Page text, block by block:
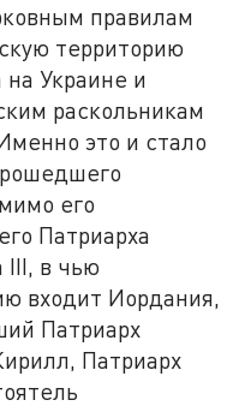
правилам
территорию
на Украине и
раскольникам
это и стало
его
Патриарха
III, в чью
входит Иордания,
Патриарх
Патриарх